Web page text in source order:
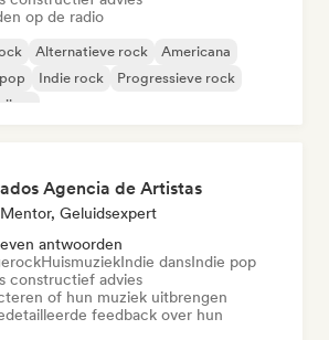
op de radio
Alternatieve rock
Americana
Indie rock
Progressieve rock
Agencia de Artistas
Geluidsexpert
antwoorden
HuismuziekIndie dansIndie pop
constructief advies
of hun muziek uitbrengen
feedback over hun